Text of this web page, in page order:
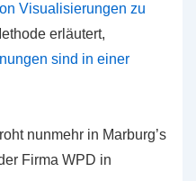
Visualisierungen zu
erläutert,
sind in einer
nunmehr in Marburg’s
Firma WPD in